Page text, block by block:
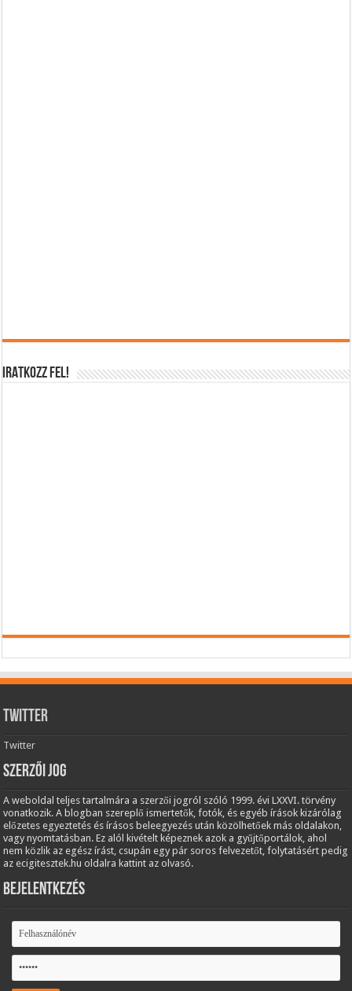
IRATKOZZ FEL!
Twitter
Twitter
Szerzői jog
A weboldal teljes tartalmára a szerzői jogról szóló 1999. évi LXXVI. törvény
vonatkozik. A blogban szereplő ismertetők, fotók, és egyéb írások kizárólag
előzetes egyeztetés és írásos beleegyezés után közölhetőek más oldalakon,
vagy nyomtatásban. Ez alól kivételt képeznek azok a gyűjtőportálok, ahol
nem közlik az egész írást, csupán egy pár soros felvezetőt, folytatásért pedig
az ecigitesztek.hu oldalra kattint az olvasó.
Bejelentkezés